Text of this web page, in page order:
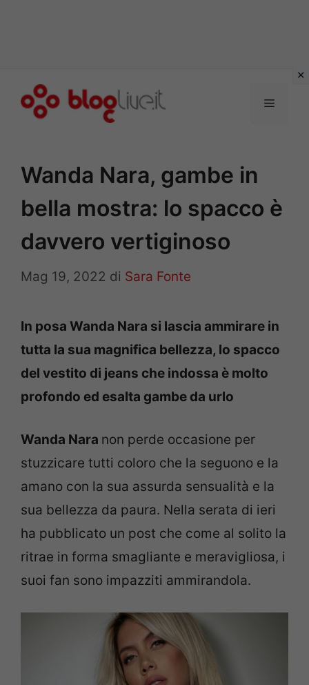
Menu
Wanda Nara, gambe in
bella mostra: lo spacco è
davvero vertiginoso
Mag 19, 2022 di Sara Fonte
In posa Wanda Nara si lascia ammirare in
tutta la sua magnifica bellezza, lo spacco
del vestito di jeans che indossa è molto
profondo ed esalta gambe da urlo
Wanda Nara non perde occasione per
stuzzicare tutti coloro che la seguono e la
amano con la sua assurda sensualità e la
sua bellezza da paura. Nella serata di ieri
ha pubblicato un post che come al solito la
ritrae in forma smagliante e meravigliosa, i
suoi fan sono impazziti ammirandola.